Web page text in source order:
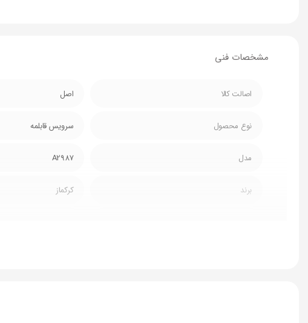
مشخصات فنی
اصالت کالا اصل
نوع محصول سرویس قابلمه
مدل A2987
برند کرکماز